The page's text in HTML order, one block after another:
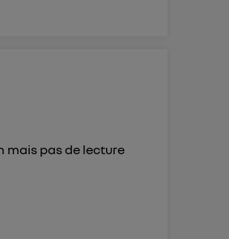
mais pas de lecture